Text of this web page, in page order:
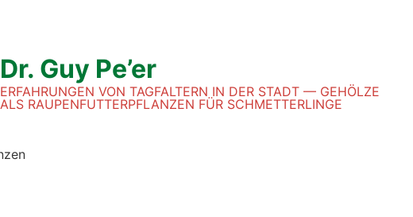
Dr. Guy Pe’er
ERFAH­RUN­GEN VON TAG­FAL­TERN IN DER STADT — GEHÖL­ZE
ALS RAU­PEN­FUT­TER­PFLAN­ZEN FÜR SCHMET­TER­LIN­GE